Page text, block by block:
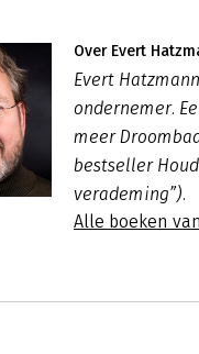
Over Evert
Evert
ondernemer.
meer
bestseller
verademing”).
Alle boeken